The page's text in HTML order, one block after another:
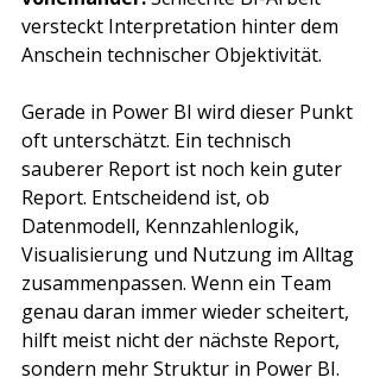
versteckt Interpretation hinter dem
Anschein technischer Objektivität.
Gerade in Power BI wird dieser Punkt
oft unterschätzt. Ein technisch
sauberer Report ist noch kein guter
Report. Entscheidend ist, ob
Datenmodell, Kennzahlenlogik,
Visualisierung und Nutzung im Alltag
zusammenpassen. Wenn ein Team
genau daran immer wieder scheitert,
hilft meist nicht der nächste Report,
sondern mehr Struktur in Power BI.